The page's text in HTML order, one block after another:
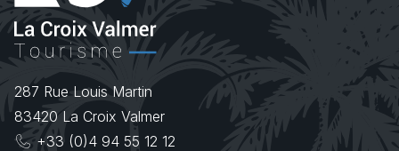
287 Rue Louis Martin
83420 La Croix Valmer
+33 (0)4 94 55 12 12